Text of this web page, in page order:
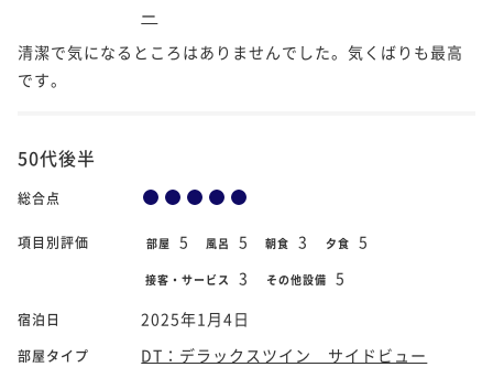
ー
清潔で気になるところはありませんでした。気くばりも最高
です。
50代後半
総合点
項目別評価 部屋 5 風呂 5 朝食 3 夕食 5
接客・サービス 3 その他設備 5
宿泊日 2025年1月4日
部屋タイプ
DT：デラックスツイン サイドビュー